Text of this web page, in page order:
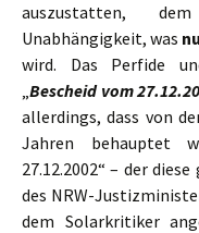
auszustatten,
Unabhängigkeit, was
wird. Das Perfide
„Bescheid vom
allerdings, dass von
Jahren behauptet
27.12.2002“ – der
des NRW-
dem Solarkritiker